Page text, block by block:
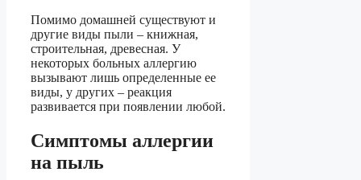
Помимо домашней существуют и
другие виды пыли – книжная,
строительная, древесная. У
некоторых больных аллергию
вызывают лишь определенные ее
виды, у других – реакция
развивается при появлении любой.
Симптомы аллергии
на пыль